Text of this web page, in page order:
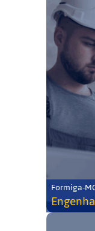
Formiga-